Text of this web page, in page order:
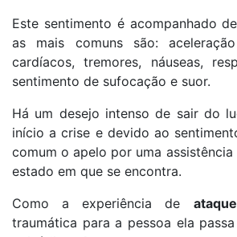
Este sentimento é acompanhado
as mais comuns são:
cardíacos, tremores, náuseas,
sentimento de sufocação e suor.
Há um desejo intenso de sair do
início a crise e devido ao
comum o apelo por uma
estado em que se encontra.
Como a experiência de
traumática para a pessoa ela